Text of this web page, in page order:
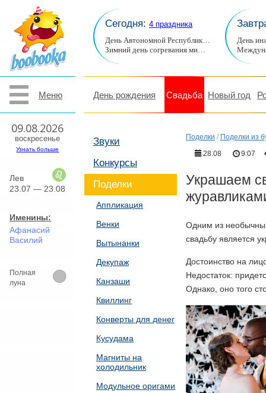
Меню
09.08.2026
воскресенье
Узнать больше
Лев
23.07 — 23.08
Именины:
Афанасий
Василий
Полная
луна
Сегодня: 4 праздника
День Автономной Республик…
Зимний день согревания ми…
День
День рождения Свадьба Новый год
Звуки
Конкурсы
Поделки
Аппликация
Венки
Вытынанки
Декупаж
Канзаши
Квиллинг
Конверты для денег
Кусудама
Магниты на
холодильник
Модульное оригами
Поделки / Поделки из
28.08
9:07
Украшаем
Одним из
свадьбу является
Достоинство на
Недостаток:
Однако, оно того